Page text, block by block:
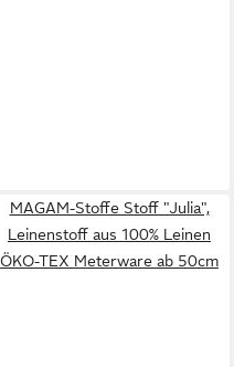
MAGAM-Stoffe Stoff "Julia",
Leinenstoff aus 100% Leinen
ÖKO-TEX Meterware ab 50cm